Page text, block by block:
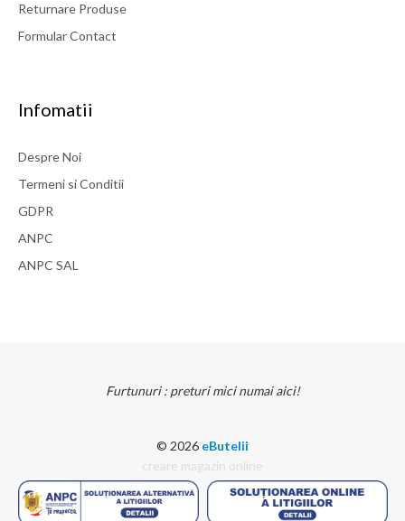
Returnare Produse
Formular Contact
Infomatii
Despre Noi
Termeni si Conditii
GDPR
ANPC
ANPC SAL
Furtunuri : preturi mici numai aici!
© 2026 eButelii
creare magazin online